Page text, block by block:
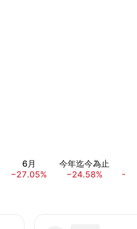
6月
−27.05%
今年迄今為止
−24.58%